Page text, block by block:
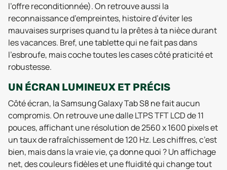
l’offre reconditionnée). On retrouve aussi la
reconnaissance d’empreintes, histoire d’éviter les
mauvaises surprises quand tu la prêtes à ta nièce durant
les vacances. Bref, une tablette qui ne fait pas dans
l’esbroufe, mais coche toutes les cases côté praticité et
robustesse.
UN ÉCRAN LUMINEUX ET PRÉCIS
Côté écran, la Samsung Galaxy Tab S8 ne fait aucun
compromis. On retrouve une dalle LTPS TFT LCD de 11
pouces, affichant une résolution de 2560 x 1600 pixels et
un taux de rafraîchissement de 120 Hz. Les chiffres, c’est
bien, mais dans la vraie vie, ça donne quoi ? Un affichage
net, des couleurs fidèles et une fluidité qui change tout